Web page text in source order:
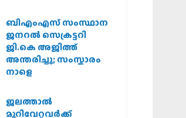
ബിഎംഎസ് സംസ്ഥാന
ജനറൽ സെക്രട്ടറി
ജി.കെ അജിത്ത്
അന്തരിച്ചു; സംസ്കാരം
നാളെ
ജലത്താല്‍
മുറിവേറ്റവര്‍ക്ക്